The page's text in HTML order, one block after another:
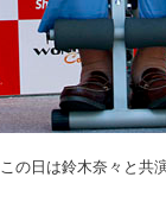
この日は鈴木奈々と共